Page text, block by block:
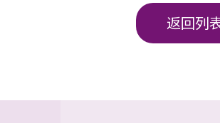
返回列